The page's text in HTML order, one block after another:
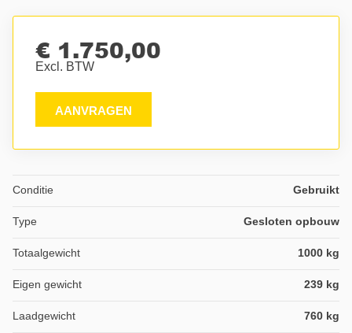
AANVRAGEN
€ 1.750,00
Excl. BTW
Conditie Gebruikt
Type Gesloten opbouw
Totaalgewicht 1000 kg
Eigen gewicht 239 kg
Laadgewicht 760 kg